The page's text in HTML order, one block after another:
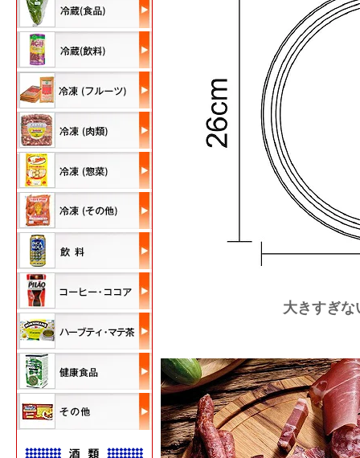
大きすぎな